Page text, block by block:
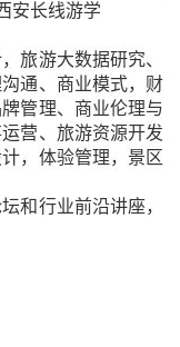
安长线游学
旅游大数据研究、
通、商业模式，财
管理、商业伦理与
营、旅游资源开发
，体验管理，景区
和行业前沿讲座，